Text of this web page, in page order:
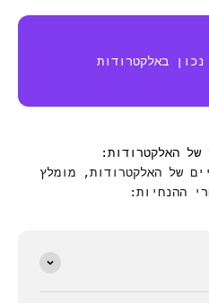
באלקטרודות
של האלקטרודות:
של האלקטרודות, מומלץ
ההנחיות: